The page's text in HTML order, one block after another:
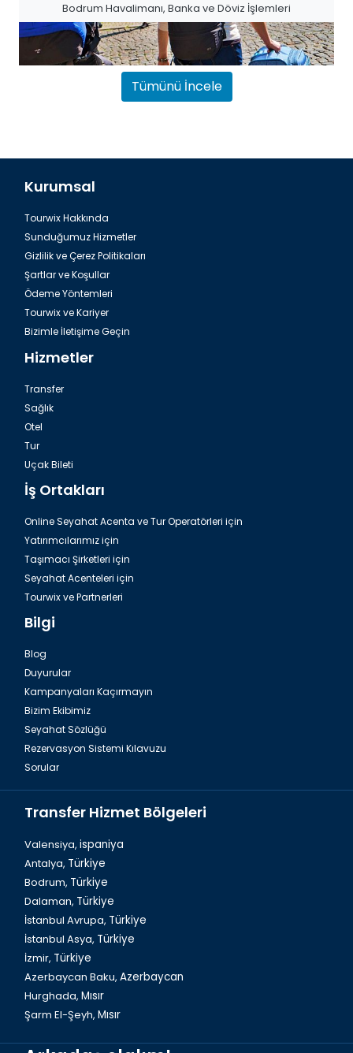
Bodrum Havalimanı, Banka ve Döviz İşlemleri
Bodrum Havalimanı, Bagaj Kaplama
Bodrumda muhteşem Deniz Müzesi
Tümünü İncele
Kurumsal
Tourwix Hakkında
Sunduğumuz Hizmetler
Gizlilik ve Çerez Politikaları
Şartlar ve Koşullar
Ödeme Yöntemleri
Tourwix ve Kariyer
Bizimle İletişime Geçin
Hizmetler
Transfer
Sağlık
Otel
Tur
Uçak Bileti
İş Ortakları
Online Seyahat Acenta ve Tur Operatörleri için
Yatırımcılarımız için
Taşımacı Şirketleri için
Seyahat Acenteleri için
Tourwix ve Partnerleri
Bilgi
Blog
Duyurular
Kampanyaları Kaçırmayın
Bizim Ekibimiz
Seyahat Sözlüğü
Rezervasyon Sistemi Kılavuzu
Sorular
Transfer Hizmet Bölgeleri
Valensiya, ispaniya
Antalya, Türkiye
Bodrum, Türkiye
Dalaman, Türkiye
İstanbul Avrupa, Türkiye
İstanbul Asya, Türkiye
İzmir, Türkiye
Azerbaycan Baku, Azerbaycan
Hurghada, Mısır
Şarm El-Şeyh, Mısır